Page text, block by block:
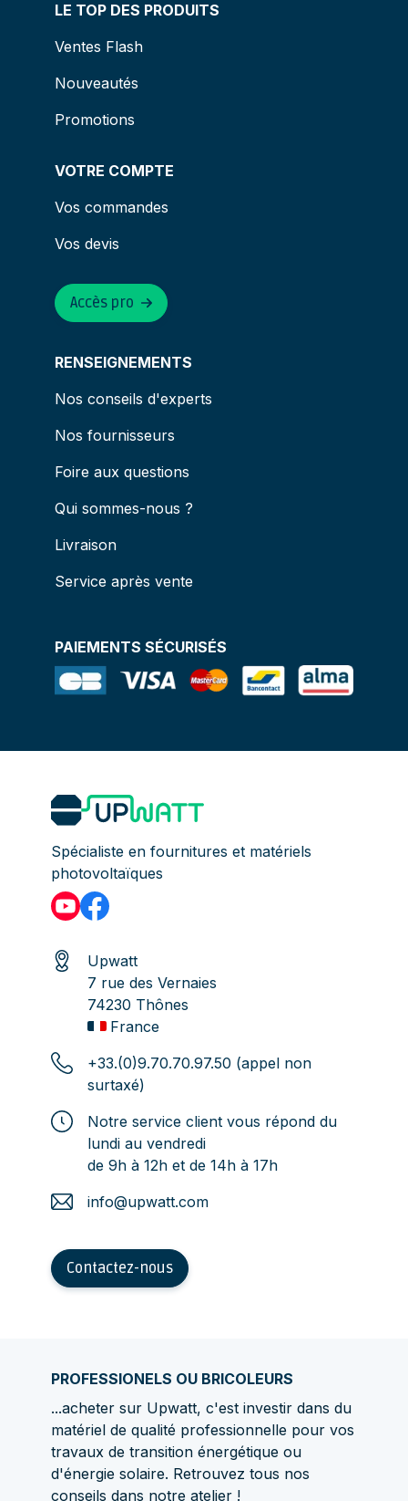
LE TOP DES PRODUITS
Ventes Flash
Nouveautés
Promotions
VOTRE COMPTE
Vos commandes
Vos devis
RENSEIGNEMENTS
Nos conseils d'experts
Nos fournisseurs
Foire aux questions
Qui sommes-nous ?
Livraison
Service après vente
Accès pro
PAIEMENTS SÉCURISÉS
Spécialiste en fournitures et matériels
photovoltaïques
Upwatt
7 rue des Vernaies
74230 Thônes
France
+33.(0)9.70.70.97.50 (appel non
surtaxé)
Notre service client vous répond du
lundi au vendredi
de 9h à 12h et de 14h à 17h
info@upwatt.com
Contactez-nous
PROFESSIONELS OU BRICOLEURS
...acheter sur Upwatt, c'est investir dans du
matériel de qualité professionnelle pour vos
travaux de transition énergétique ou
d'énergie solaire. Retrouvez tous nos
conseils dans notre atelier !